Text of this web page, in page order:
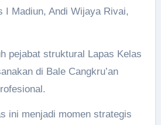
I Madiun, Andi Wijaya Rivai,
pejabat struktural Lapas Kelas
di Bale Cangkru’an
ini menjadi momen strategis